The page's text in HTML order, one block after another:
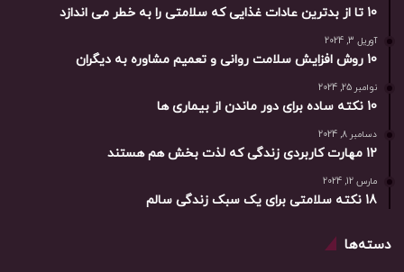
10 تا از بدترین عادات غذایی که سلامتی را به خطر می اندازد
آوریل 3, 2024
10 روش افزایش سلامت روانی و تعمیم مشاوره به دیگران
نوامبر 25, 2024
10 نکته ساده برای دور ماندن از بیماری ها
دسامبر 8, 2024
12 مهارت کاربردی زندگی که لذت بخش هم هستند
مارس 12, 2024
18 نکته سلامتی برای یک سبک زندگی سالم
دسته‌ها